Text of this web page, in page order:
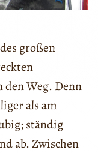
großen
Weg. Denn
als am
ständig
ab. Zwischen